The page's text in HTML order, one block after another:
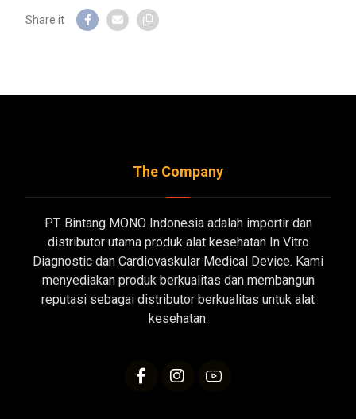
The Company
PT. Bintang MONO Indonesia adalah importir dan
distributor utama produk alat kesehatan In Vitro
Diagnostic dan Cardiovaskular Medical Device. Kami
menyediakan produk berkualitas dan membangun
reputasi sebagai distributor berkualitas untuk alat
kesehatan.